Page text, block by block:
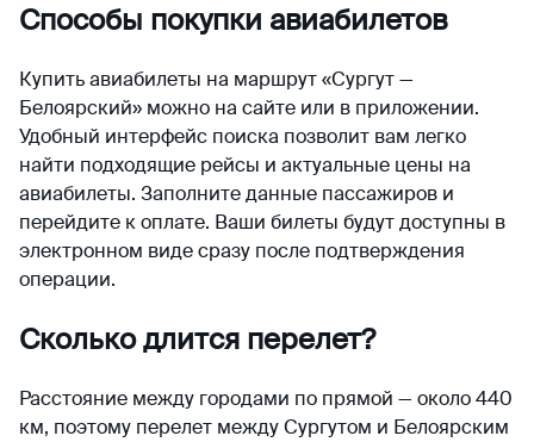
Способы покупки авиабилетов
Купить авиабилеты на маршрут «Сургут —
Белоярский» можно на сайте или в приложении.
Удобный интерфейс поиска позволит вам легко
найти подходящие рейсы и актуальные цены на
авиабилеты. Заполните данные пассажиров и
перейдите к оплате. Ваши билеты будут доступны в
электронном виде сразу после подтверждения
операции.
Сколько длится перелет?
Расстояние между городами по прямой — около 440
км, поэтому перелет между Сургутом и Белоярским